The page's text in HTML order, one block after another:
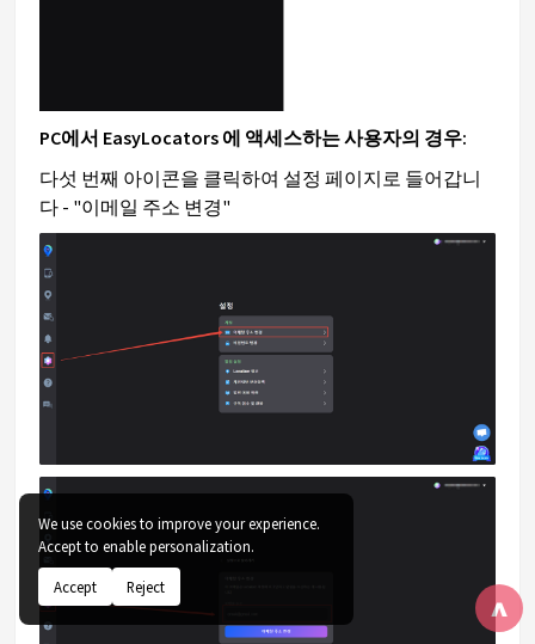
PC에서 EasyLocators 에 액세스하는 사용자의 경우:
다섯 번째 아이콘을 클릭하여 설정 페이지로 들어갑니
다 - "이메일 주소 변경"
^
We use cookies to improve your experience.
Accept to enable personalization.
Accept Reject